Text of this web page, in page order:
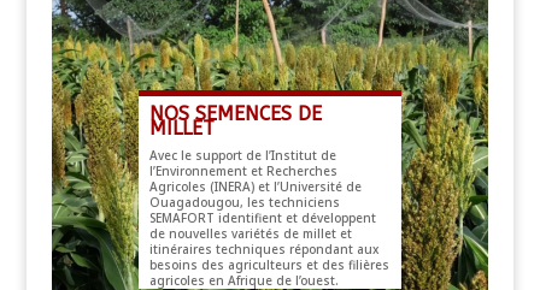
NOS SEMENCES DE
MILLET
Avec le support de l’Institut de
l’Environnement et Recherches
Agricoles (INERA) et l’Université de
Ouagadougou, les techniciens
SEMAFORT identifient et développent
de nouvelles variétés de millet et
itinéraires techniques répondant aux
besoins des agriculteurs et des filières
agricoles en Afrique de l’ouest.